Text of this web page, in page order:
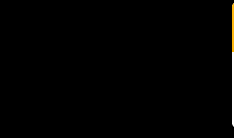
象。一条丝路连通亚欧大陆，也串起了
其他木材塑造了骆队形象，安装于其上
丝路的情景。路线的安排颇富意味，上
丝绸之路在“一带一路”倡议下永无止境的